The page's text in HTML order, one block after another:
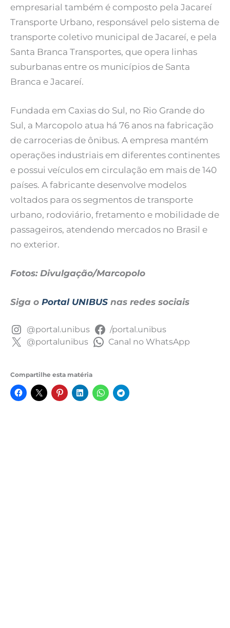
empresarial também é composto pela Jacareí
Transporte Urbano, responsável pelo sistema de
transporte coletivo municipal de Jacareí, e pela
Santa Branca Transportes, que opera linhas
suburbanas entre os municípios de Santa
Branca e Jacareí.
Fundada em Caxias do Sul, no Rio Grande do
Sul, a Marcopolo atua há 76 anos na fabricação
de carrocerias de ônibus. A empresa mantém
operações industriais em diferentes continentes
e possui veículos em circulação em mais de 140
países. A fabricante desenvolve modelos
voltados para os segmentos de transporte
urbano, rodoviário, fretamento e mobilidade de
passageiros, atendendo mercados no Brasil e
no exterior.
Fotos: Divulgação/Marcopolo
Siga o Portal UNIBUS nas redes sociais
@portal.unibus
/portal.unibus
@portalunibus
Canal no WhatsApp
Compartilhe esta matéria